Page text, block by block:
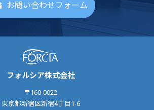
お問い合わせフォーム
フォルシア株式会社
〒160-0022
東京都新宿区新宿4丁目1-6